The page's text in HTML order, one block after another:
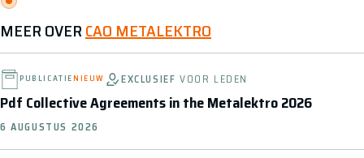
MEER OVERCAO METALEKTRO
PUBLICATIENIEUW EXCLUSIEF VOOR LEDEN
Pdf Collective Agreements in the Metalektro 2026
6 AUGUSTUS 2026